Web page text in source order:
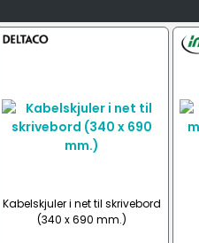
Kabelskjuler i net til skrivebord
(340 x 690 mm.)